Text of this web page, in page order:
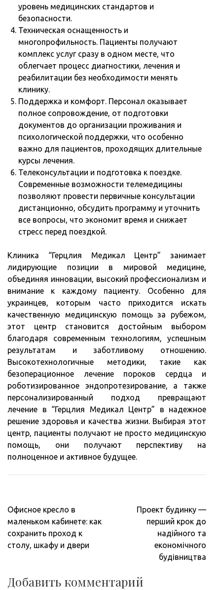
уровень медицинских стандартов и
безопасности.
Техническая оснащенность и
многопрофильность. Пациенты получают
комплекс услуг сразу в одном месте, что
облегчает процесс диагностики, лечения и
реабилитации без необходимости менять
клинику.
Поддержка и комфорт. Персонал оказывает
полное сопровождение, от подготовки
документов до организации проживания и
психологической поддержки, что особенно
важно для пациентов, проходящих длительные
курсы лечения.
Телеконсультации и подготовка к поездке.
Современные возможности телемедицины
позволяют провести первичные консультации
дистанционно, обсудить программу и уточнить
все вопросы, что экономит время и снижает
стресс перед поездкой.
Клиника “Герцлия Медикал Центр” занимает
лидирующие позиции в мировой медицине,
объединяя инновации, высокий профессионализм и
внимание к каждому пациенту. Особенно для
украинцев, которым часто приходится искать
качественную медицинскую помощь за рубежом,
этот центр становится достойным выбором
благодаря современным технологиям, успешным
результатам и заботливому отношению.
Высокотехнологичные методики, такие как
безоперационное лечение пороков сердца и
роботизированное эндопротезирование, а также
персонализированный подход превращают
лечение в “Герцлия Медикал Центр” в надежное
решение здоровья и качества жизни. Выбирая этот
центр, пациенты получают не просто медицинскую
помощь, они получают перспективу на
полноценное и активное будущее.
Навигация
по
записям
Офисное кресло в
маленьком кабинете: как
сохранить проход к
столу, шкафу и двери
Проект будинку —
перший крок до
надійного та
економічного
будівництва
Добавить комментарий